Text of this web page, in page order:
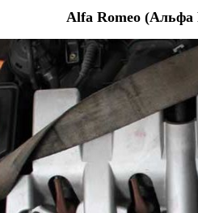
Alfa Romeo (Альфа